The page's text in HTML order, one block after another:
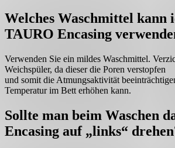
Welches Waschmittel kann
TAURO Encasing
Verwenden Sie ein mildes Waschmittel.
Weichspüler, da dieser die Poren verstopfen
und somit die Atmungsaktivität
Temperatur im Bett erhöhen kann.
Sollte man beim Waschen
Encasing auf „links“